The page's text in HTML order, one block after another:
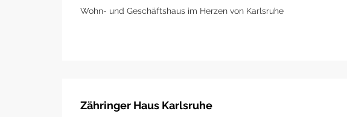
Wohn- und Geschäftshaus im Herzen von Karlsruhe
Zähringer Haus Karlsruhe